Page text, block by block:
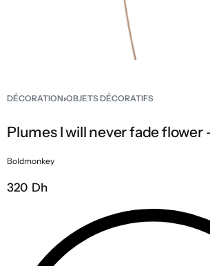
DÉCORATION›OBJETS DÉCORATIFS
Plumes I will never fade flower
Boldmonkey
320 Dh